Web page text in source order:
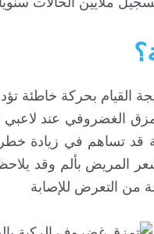
القيام بحركة خاطئة
الغضروفي عند
قد تساهم في زيادة
بألم وقد يلاحظ